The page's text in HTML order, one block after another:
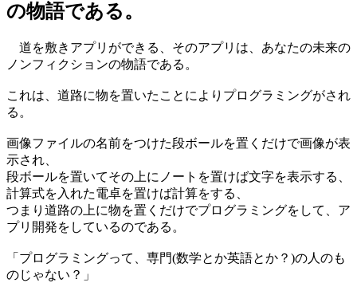
の物語である。
道を敷きアプリができる、そのアプリは、あなたの未来の
ノンフィクションの物語である。
これは、道路に物を置いたことによりプログラミングがされ
る。
画像ファイルの名前をつけた段ボールを置くだけで画像が表
示され、
段ボールを置いてその上にノートを置けば文字を表示する、
計算式を入れた電卓を置けば計算をする、
つまり道路の上に物を置くだけでプログラミングをして、ア
プリ開発をしているのである。
「プログラミングって、専門(数学とか英語とか？)の人のも
のじゃない？」